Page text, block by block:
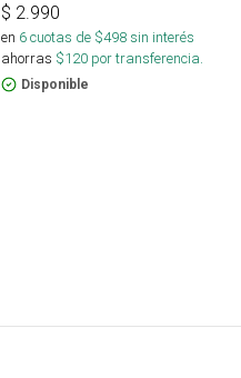
$ 2.990
en 6cuotas de $498sin interés
ahorras $120 por transferencia.
Disponible